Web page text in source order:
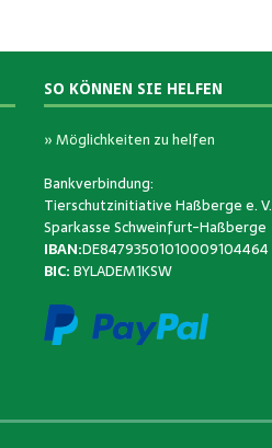
SO KÖNNEN SIE HELFEN
» Möglichkeiten zu helfen
Bankverbindung:
Tierschutzinitiative Haßberge e. V.
Sparkasse Schweinfurt-Haßberge
IBAN:DE84793501010009104464
BIC:BYLADEM1KSW